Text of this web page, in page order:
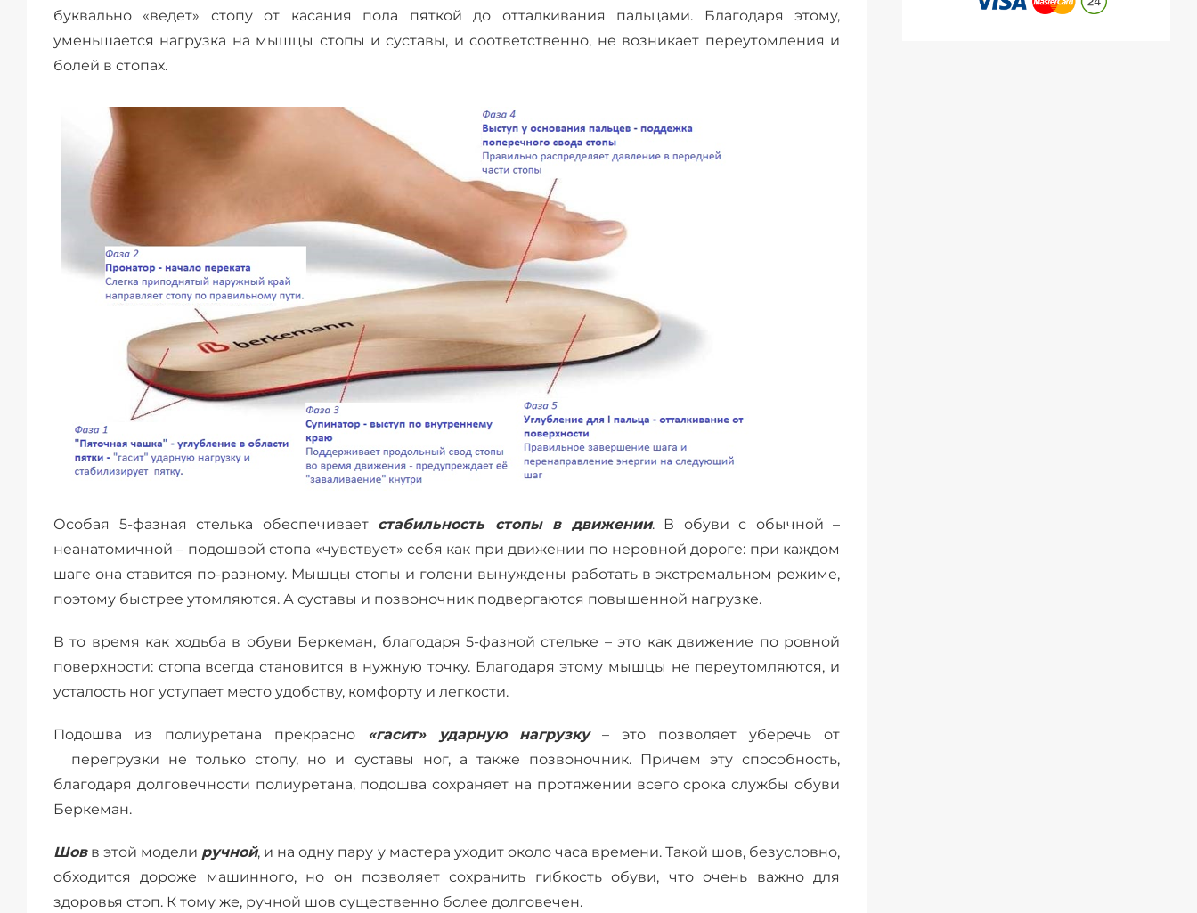
буквально «ведет» стопу от касания пола пяткой до отталкивания пальцами. Благодаря этому,
уменьшается нагрузка на мышцы стопы и суставы, и соответственно, не возникает переутомления и
болей в стопах.
Особая 5-фазная стелька обеспечивает стабильность стопы в движении. В обуви с обычной –
неанатомичной – подошвой стопа «чувствует» себя как при движении по неровной дороге: при каждом
шаге она ставится по-разному. Мышцы стопы и голени вынуждены работать в экстремальном режиме,
поэтому быстрее утомляются. А суставы и позвоночник подвергаются повышенной нагрузке.
В то время как ходьба в обуви Беркеман, благодаря 5-фазной стельке – это как движение по ровной
поверхности: стопа всегда становится в нужную точку. Благодаря этому мышцы не переутомляются, и
усталость ног уступает место удобству, комфорту и легкости.
Подошва из полиуретана прекрасно «гасит» ударную нагрузку– это позволяет уберечь от
перегрузки не только стопу, но и суставы ног, а также позвоночник. Причем эту способность,
благодаря долговечности полиуретана, подошва сохраняет на протяжении всего срока службы обуви
Беркеман.
Шовв этой модели ручной, и на одну пару у мастера уходит около часа времени. Такой шов, безусловно,
обходится дороже машинного, но он позволяет сохранить гибкость обуви, что очень важно для
здоровья стоп. К тому же, ручной шов существенно более долговечен.